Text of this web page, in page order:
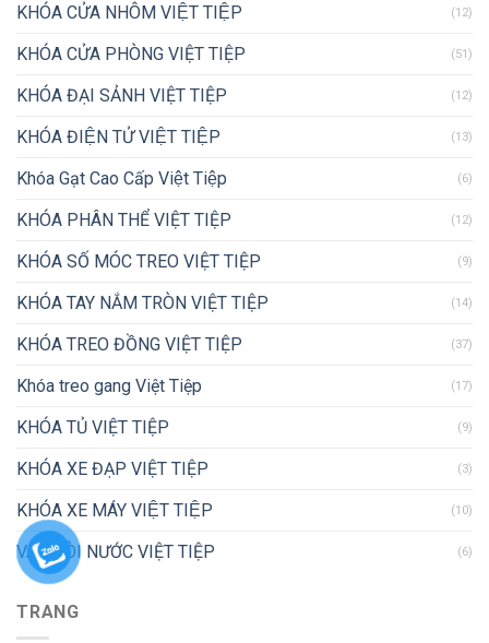
KHÓA CỬA NHÔM VIỆT TIỆP (12)
KHÓA CỬA PHÒNG VIỆT TIỆP (51)
KHÓA ĐẠI SẢNH VIỆT TIỆP (12)
KHÓA ĐIỆN TỬ VIỆT TIỆP (13)
Khóa Gạt Cao Cấp Việt Tiệp (6)
KHÓA PHÂN THỂ VIỆT TIỆP (12)
KHÓA SỐ MÓC TREO VIỆT TIỆP (9)
KHÓA TAY NẮM TRÒN VIỆT TIỆP (14)
KHÓA TREO ĐỒNG VIỆT TIỆP (37)
Khóa treo gang Việt Tiệp (17)
KHÓA TỦ VIỆT TIỆP (9)
KHÓA XE ĐẠP VIỆT TIỆP (3)
KHÓA XE MÁY VIỆT TIỆP (10)
VAN VÒI NƯỚC VIỆT TIỆP (6)
TRANG